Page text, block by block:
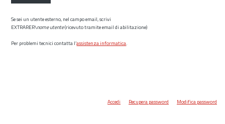
Se sei un utente esterno, nel campo email, scrivi
EXTRARER\nome utente(ricevuto tramite email di abilitazione)
Per problemi tecnici contatta l’assistenza informatica.
Accedi Recupera password Modifica password